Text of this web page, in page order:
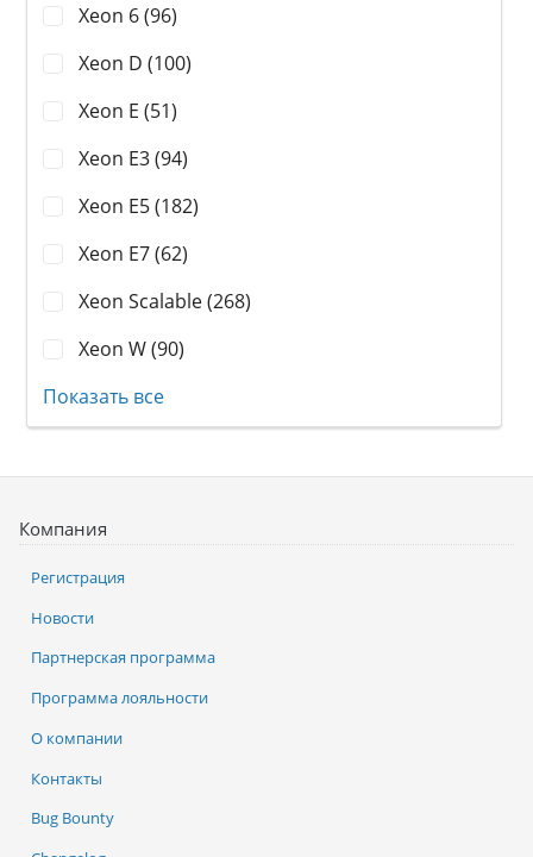
Xeon 6 (96)
Xeon D (100)
Xeon E (51)
Xeon E3 (94)
Xeon E5 (182)
Xeon E7 (62)
Xeon Scalable (268)
Xeon W (90)
Показать все
Компания
Регистрация
Новости
Партнерская программа
Программа лояльности
О компании
Контакты
Bug Bounty